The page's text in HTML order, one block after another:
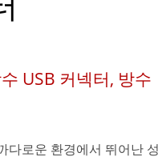
USB 커넥터, 방수
다로운 환경에서 뛰어난 성